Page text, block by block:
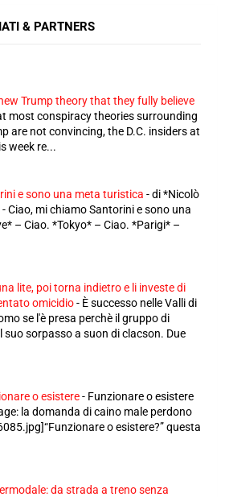
& PARTNERS
Trump theory that they fully believe
most conspiracy theories surrounding
are not convincing, the D.C. insiders at
week re...
e sono una meta turistica -di *Nicolò
Ciao, mi chiamo Santorini e sono una
– Ciao. *Tokyo* – Ciao. *Parigi* –
lite, poi torna indietro e li investe di
omicidio- È successo nelle Valli di
se l'è presa perchè il gruppo di
sorpasso a suon di clacson. Due
o esistere- Funzionare o esistere
la domanda di caino male perdono
o esistere?” questa
da strada a treno senza